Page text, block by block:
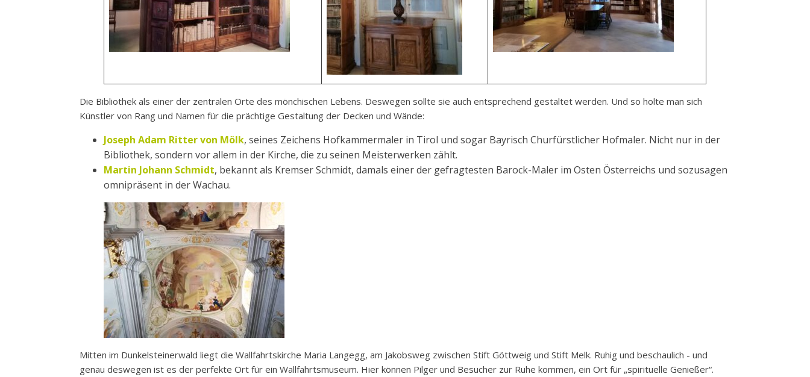
Die Bibliothek als einer der zentralen Orte des mönchischen Lebens. Deswegen sollte sie auch entsprechend gestaltet werden. Und so holte man sich
Künstler von Rang und Namen für die prächtige Gestaltung der Decken und Wände:
Joseph Adam Ritter von Mölk, seines Zeichens Hofkammermaler in Tirol und sogar Bayrisch Churfürstlicher Hofmaler. Nicht nur in der
Bibliothek, sondern vor allem in der Kirche, die zu seinen Meisterwerken zählt.
Martin Johann Schmidt, bekannt als Kremser Schmidt, damals einer der gefragtesten Barock-Maler im Osten Österreichs und sozusagen
omnipräsent in der Wachau.
Mitten im Dunkelsteinerwald liegt die Wallfahrtskirche Maria Langegg, am Jakobsweg zwischen Stift Göttweig und Stift Melk. Ruhig und beschaulich - und
genau deswegen ist es der perfekte Ort für ein Wallfahrtsmuseum. Hier können Pilger und Besucher zur Ruhe kommen, ein Ort für „spirituelle Genießer“.